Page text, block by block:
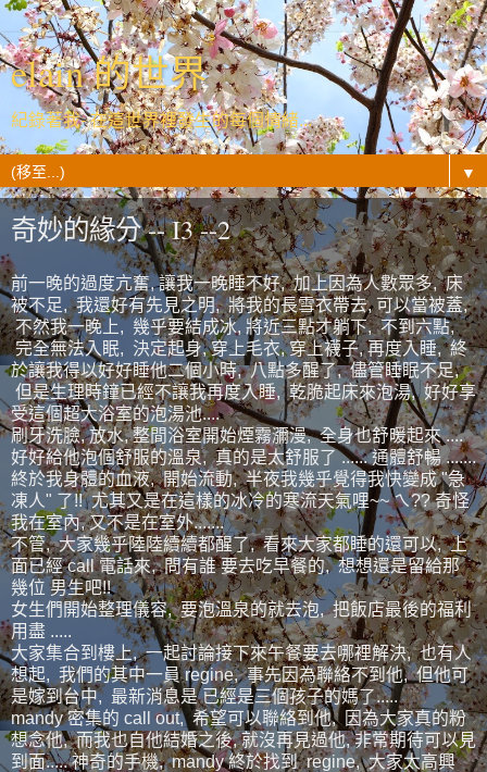
elain 的世界
紀錄著我- 在這世界裡發生的每個情緒...
▼
奇妙的緣分 -- I3 --2
前一晚的過度亢奮, 讓我一晚睡不好, 加上因為人數眾多, 床
被不足, 我還好有先見之明, 將我的長雪衣帶去, 可以當被蓋,
不然我一晚上, 幾乎要結成冰, 將近三點才躺下, 不到六點,
完全無法入眠, 決定起身, 穿上毛衣, 穿上襪子, 再度入睡, 終
於讓我得以好好睡他二個小時, 八點多醒了, 儘管睡眠不足,
但是生理時鐘已經不讓我再度入睡, 乾脆起床來泡湯, 好好享
受這個超大浴室的泡湯池....
刷牙洗臉, 放水, 整間浴室開始煙霧瀰漫, 全身也舒暖起來 ....
好好給他泡個舒服的溫泉, 真的是太舒服了 ...... 通體舒暢 .......
終於我身體的血液, 開始流動, 半夜我幾乎覺得我快變成 "急
凍人" 了!! 尤其又是在這樣的冰冷的寒流天氣哩~~ ㄟ?? 奇怪
我在室內, 又不是在室外.......
不管, 大家幾乎陸陸續續都醒了, 看來大家都睡的還可以, 上
面已經 call 電話來, 問有誰 要去吃早餐的, 想想還是留給那
幾位 男生吧!!
女生們開始整理儀容, 要泡溫泉的就去泡, 把飯店最後的福利
用盡 .....
大家集合到樓上, 一起討論接下來午餐要去哪裡解決, 也有人
想起, 我們的其中一員 regine, 事先因為聯絡不到他, 但他可
是嫁到台中, 最新消息是 已經是三個孩子的媽了.....
mandy 密集的 call out, 希望可以聯絡到他, 因為大家真的粉
想念他, 而我也自他結婚之後, 就沒再見過他, 非常期待可以見
到面..... 神奇的手機, mandy 終於找到 regine, 大家太高興